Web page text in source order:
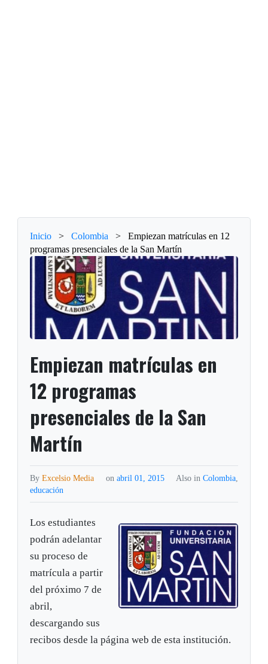
Inicio > Colombia >
Empiezan matrículas en 12
programas presenciales de la San Martín
Empiezan matrículas en
12 programas
presenciales de la San
Martín
ByExcelsio Media on abril 01, 2015 Also in Colombia,
educación
Los estudiantes
podrán adelantar
su proceso de
matrícula a partir
del próximo 7 de
abril,
descargando sus
recibos desde la página web de esta institución.